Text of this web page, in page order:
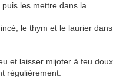
les mettre dans la
le thym et le laurier dans
et laisser mijoter à feu doux
régulièrement.